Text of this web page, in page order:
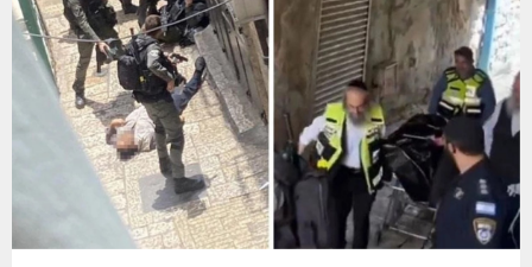
Hasan Saklanan’ın işgal polislerine bıçaklı saldırı gerçekleştirdiği
ve bu yüzden...